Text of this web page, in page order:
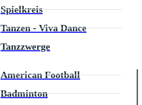
Spielkreis
Tanzen - Viva Dance
Tanzzwerge
American Football
Badminton